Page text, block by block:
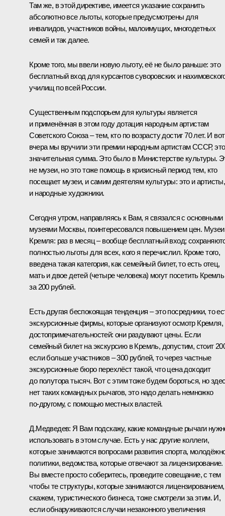
Там же, в этой директиве, имеется указание сохранить
абсолютно все льготы, которые предусмотрены для
инвалидов, участников войны, малоимущих, многодетных
семей и так далее.
Кроме того, мы ввели новую льготу, её не было раньше: это
бесплатный вход для курсантов суворовских и
училищ по всей России.
Существенным подспорьем для культуры является
и применённая в этом году дотация народным артистам
Советского Союза – тем, кто по возрасту достиг 70 лет. И вот
вчера мы вручили эти премии народным артистам СССР, это
значительная сумма. Это было в Министерстве культуры.
не музеи, но это тоже помощь в кризисный период тем, кто
посещает музеи, и самим деятелям культуры: это и артисты,
и народные художники.
Сегодня утром, направляясь к Вам, я связался с основными
музеями Москвы, поинтересовался повышением цен. Музеи
Кремля: раз в месяц – вообще бесплатный вход;
полностью льготы для всех, кого я перечислил. Кроме того,
введена такая категория, как семейный билет, то есть отец,
мать и двое детей (четыре человека) могут посетить Кремль
за 200 рублей.
Есть другая беспокоящая тенденция – это посредники, то
экскурсионные фирмы, которые организуют осмотр Кремля,
достопримечательностей: они раздувают цены. Если
семейный билет на экскурсию в Кремль, допустим, стоит
если больше участников – 300 рублей, то через частные
экскурсионные бюро перехлёст такой, что цена доходит
до полутора тысяч. Вот с этим тоже будем бороться, но
нет таких командных рычагов, это надо делать немножко
по‑другому, с помощью местных властей.
Д.Медведев: Я Вам подскажу, какие командные рычаги
использовать в этом случае. Есть у нас другие коллеги,
которые занимаются вопросами развития спорта,
политики, ведомства, которые отвечают за лицензирование.
Вы вместе просто соберитесь, проведите совещание, с тем
чтобы те структуры, которые занимаются лицензированием,
скажем, туристического бизнеса, тоже смотрели за этим. И,
если обнаруживаются случаи незаконного увеличения